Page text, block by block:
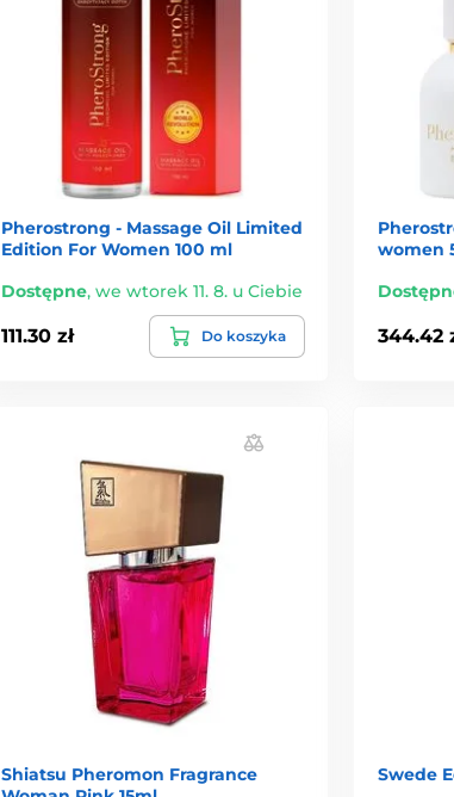
Pherostrong - Massage Oil Limited
Edition For Women 100 ml
Dostępne, we wtorek 11. 8. u Ciebie
111.30 zł Do koszyka
women
344.42
Shiatsu Pheromon Fragrance
Swede